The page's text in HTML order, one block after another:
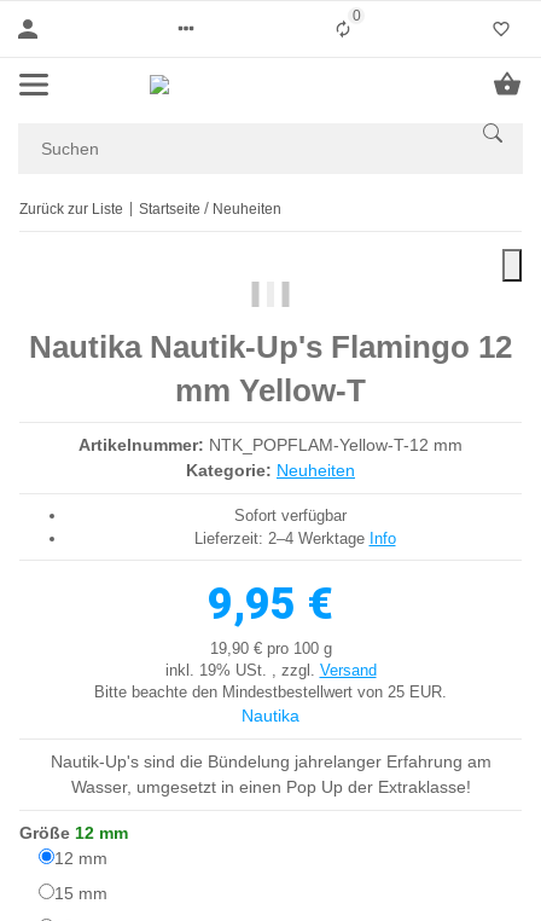
0Liste ist leer
Zurück zur Liste Startseite Neuheiten
Nautika Nautik-Up's Flamingo 12
mm Yellow-T
Artikelnummer: NTK_POPFLAM-Yellow-T-12 mm
Kategorie: Neuheiten
Sofort verfügbar
Lieferzeit: 2–4 Werktage Info
9,95 €
19,90 € pro 100 g
inkl. 19% USt. , zzgl. Versand
Bitte beachte den Mindestbestellwert von 25 EUR.
Nautika
Nautik-Up's sind die Bündelung jahrelanger Erfahrung am
Wasser, umgesetzt in einen Pop Up der Extraklasse!
Größe 12 mm
12 mm
15 mm